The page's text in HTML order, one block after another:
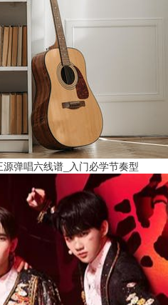
弹唱六线谱_入门必学节奏型